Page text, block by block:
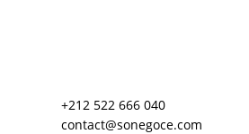
+212 522 666 040
contact@sonegoce.com